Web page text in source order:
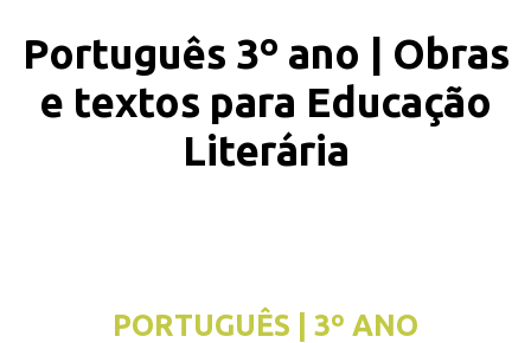
Português 3º ano | Obras
e textos para Educação
Literária
PORTUGUÊS | 3º ANO